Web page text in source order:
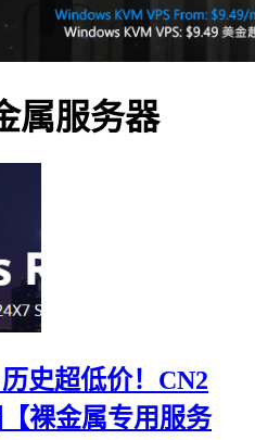
属服务器
史超低价！CN2
裸金属专用服务